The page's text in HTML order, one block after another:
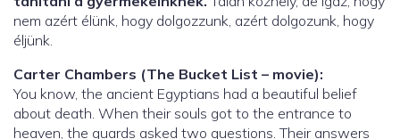
nem azért élünk, hogy dolgozzunk, azért dolgozunk, hogy
éljünk.
Carter Chambers (The Bucket List – movie):
You know, the ancient Egyptians had a beautiful belief
about death. When their souls got to the entrance to
heaven, the guards asked two questions. Their answers